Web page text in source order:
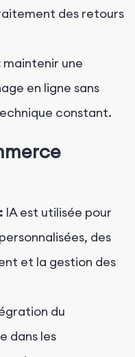
des retours
maintenir une
en ligne sans
constant.
IA est utilisée pour
des
et la gestion des
du
dans les